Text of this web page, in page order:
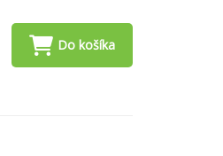
Do košíka